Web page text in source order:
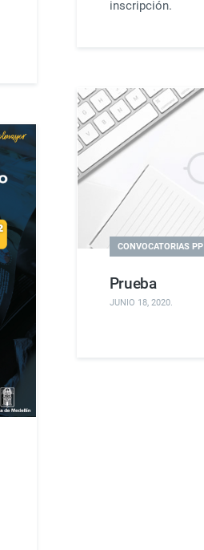
inscripción.
CONVOCATORIAS PP
Prueba
JUNIO 18, 2020.